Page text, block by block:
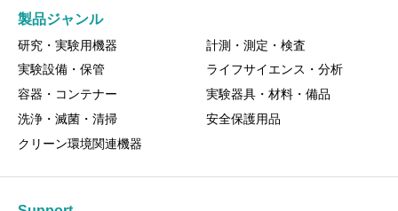
製品ジャンル
研究・実験用機器
計測・測定・検査
実験設備・保管
ライフサイエンス・分析
容器・コンテナー
実験器具・材料・備品
洗浄・滅菌・清掃
安全保護用品
クリーン環境関連機器